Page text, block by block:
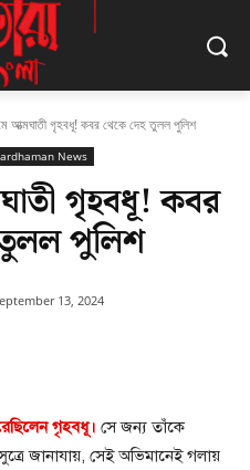
আত্মঘাতী গৃহবধূ! কবর থেকে দেহ তুলল পুলিশ
News
গৃহবধূ! কবর
পুলিশ
13, 2024
গৃহবধূ। সে জন্য তাঁকে
জানাযায়, সেই অভিমানেই গলায়